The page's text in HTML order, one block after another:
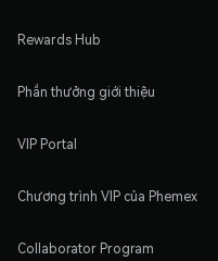
Rewards Hub
Phần thưởng giới thiệu
VIP Portal
Chương trình VIP của Phemex
Collaborator Program